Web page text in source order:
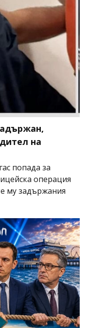
на
попада за
операция
му задържания